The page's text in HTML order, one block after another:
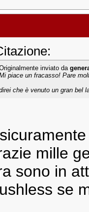
inviato da
piace un fracasso! Pare
che è venuto un gran bel
mille
sono in
se